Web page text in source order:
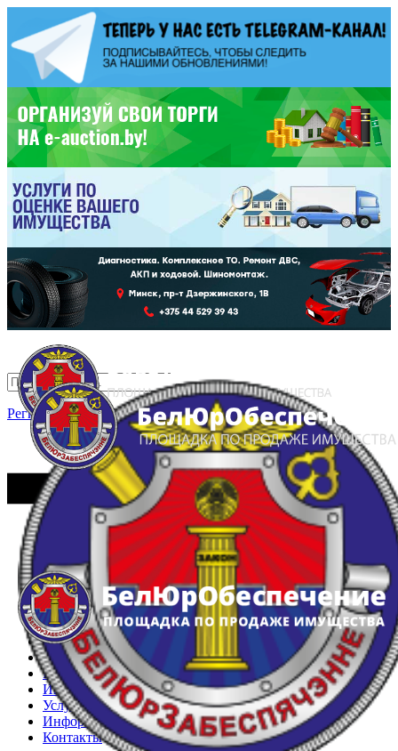
Регистрация Вход
Главная
Арестованное имущество
Реестр несостоявшихся торгов
Реестр переоценок
Частное имущество
Государственное имущество
Интернет-магазин
Интернет-витрина
Услуги
Информация
Контакты